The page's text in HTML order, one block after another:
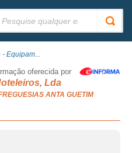
- Equipam...
oferecida por
Lda
ANTA GUETIM